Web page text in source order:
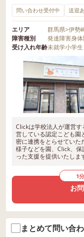
問い合わせ受付中 送迎
エリア 群馬県>伊勢
障害種別
発達障害身
受け入れ年齢未就学小学生
Clickは学校法人が運営
営している認定こども園
密に連携をとらせていた
様子などを園、Click、
った支援を提供いたしま
1
お
まとめて問い合